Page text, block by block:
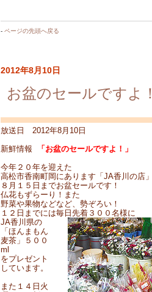
- ページの先頭へ戻る
2012年8月10日
お盆のセールですよ！
放送日 2012年8月10日
新鮮情報
「お盆のセールですよ！」
今年２０年を迎えた
高松市香南町岡にあります「JA香川の店」
８月１５日までお盆セールです！
仏花もずらーり！また
野菜や果物などなど、勢ぞろい！
１２日までには毎日先着３００名様に
JA香川県の
「ほんまもん
麦茶」５００
ml
をプレゼント
しています。
また１４日火